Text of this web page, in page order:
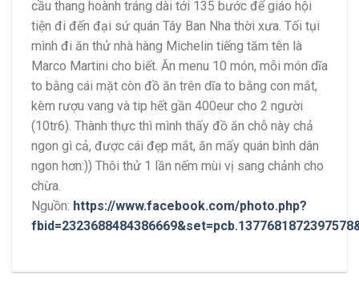
cầu thang hoành tráng dài tới 135 bước để giáo hội
tiện đi đến đại sứ quán Tây Ban Nha thời xưa. Tối tụi
mình đi ăn thử nhà hàng Michelin tiếng tăm tên là
Marco Martini cho biết. Ăn menu 10 món, mỗi món dĩa
to bằng cái mặt còn đồ ăn trên dĩa to bằng con mắt,
kèm rượu vang và tip hết gần 400eur cho 2 người
(10tr6). Thành thực thì mình thấy đồ ăn chỗ này chả
ngon gì cả, được cái đẹp mắt, ăn mấy quán bình dân
ngon hơn:)) Thôi thử 1 lần nếm mùi vị sang chảnh cho
chừa.
Nguồn: https://www.facebook.com/photo.php?